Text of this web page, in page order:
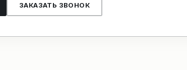
ЗАКАЗАТЬ ЗВОНОК